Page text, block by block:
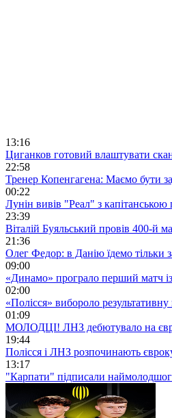
13:16
Циганков готовий влаштувати
22:58
Тренер Копенгагена: Маємо бути
00:22
Лунін вивів "Реал" з капітанською
23:39
Віталій Буяльський провів 400-й
21:36
Олег Федор: в Данію їдемо тільки
09:00
«Динамо» програло перший матч
02:00
«Полісся» вибороло
01:09
МОЛОДЦІ! ЛНЗ дебютувало на
19:44
Полісся і ЛНЗ розпочинають
13:17
"Карпати" підписали